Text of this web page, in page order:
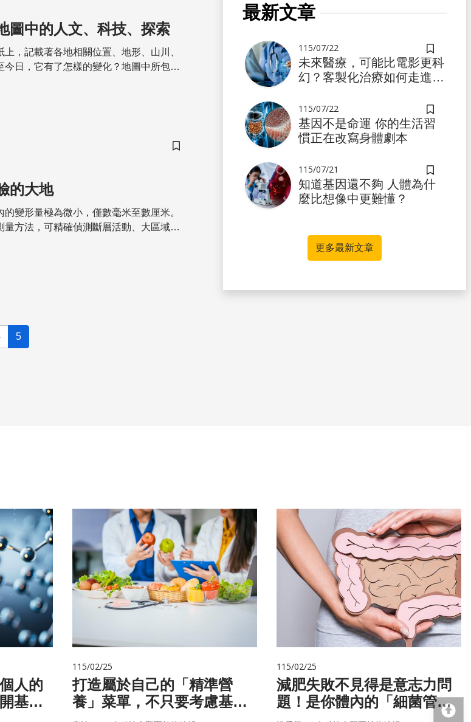
圖中的人文、科技、探索
，記載著各地相關位置、地形、山川、
日，它有了怎樣的變化？地圖中所包羅
儲存書籤
的大地
變形量極為微小，僅數毫米至數厘米。
方法，可精確偵測斷層活動、大區域的
5
最新文章
儲存書籤
115/07/22
未來醫療，可能比電影更科
幻？客製化治療如何走進真
儲存書籤
115/07/22
基因不是命運 你的生活習
慣正在改寫身體劇本
儲存書籤
115/07/21
知道基因還不夠 人體為什
麼比想像中更難懂？
更多最新文章
人的
基因
115/02/25
打造屬於自己的「精準營
養」菜單，不只要考慮基
因，關鍵更在腸道微生物
115/02/25
減肥失敗不見得是意志力問
題！是你體內的「細菌管
家」在幫你囤油
回